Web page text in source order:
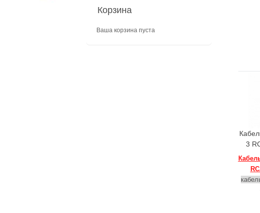
Корзина
Ваша корзина пуста
3